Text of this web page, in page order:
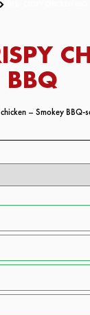
BBQ
– Smokey BBQ-